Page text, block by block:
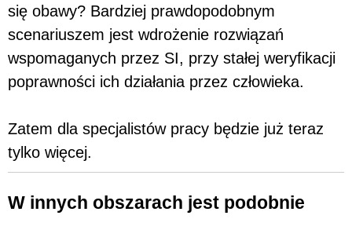
się obawy? Bardziej prawdopodobnym
scenariuszem jest wdrożenie rozwiązań
wspomaganych przez SI, przy stałej weryfikacji
poprawności ich działania przez człowieka.
Zatem dla specjalistów pracy będzie już teraz
tylko więcej.
W innych obszarach jest podobnie